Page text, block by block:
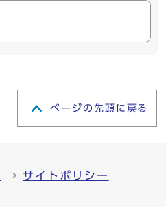
ページの先頭に戻る
サイトポリシー